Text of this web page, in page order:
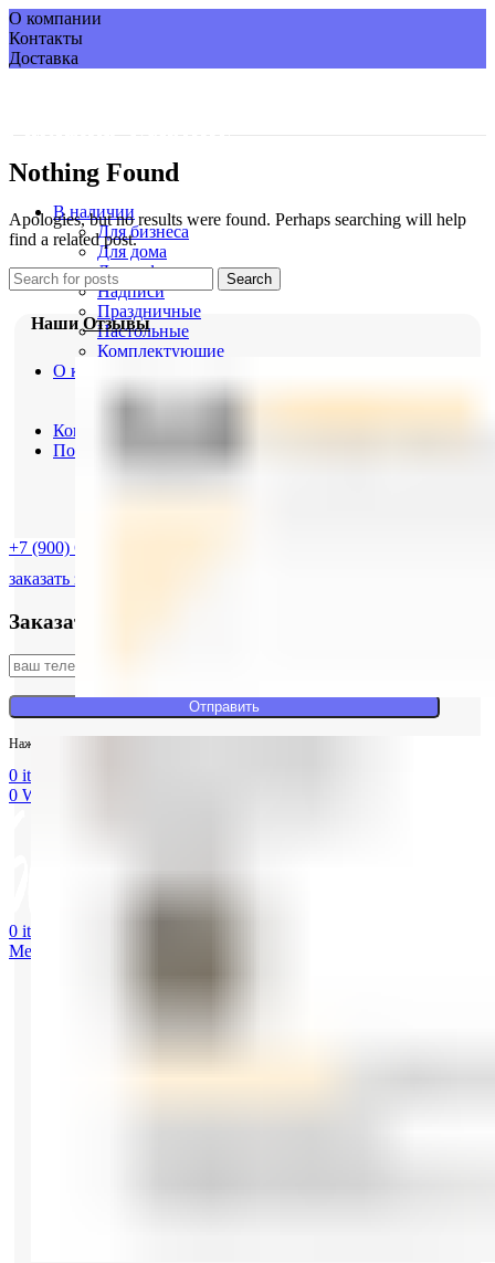
О компании
Контакты
Доставка
В наличии
Для бизнеса
Для дома
Для кофеен
Надписи
Праздничные
Настольные
Комплектующие
О компании
О нас
Контакты
Покупателю
+7 (900) 620-56-85
заказать звонок
Заказать обратный звонок
Нажимая на кнопку вы соглашаетесь с
0 items
0 Wishlist
0 items
Menu
Nothing Found
Apologies, but no results were found. Perhaps searching will help
find a related post.
Search
Наши Отзывы